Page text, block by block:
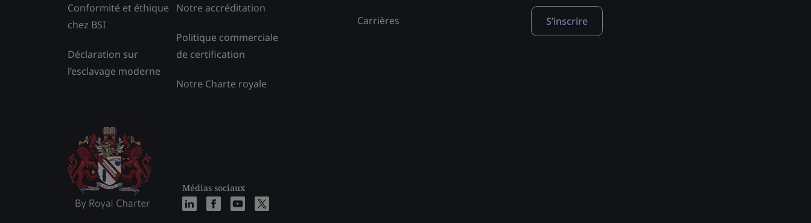
Conformité et éthique
chez BSI
Déclaration sur
l’esclavage moderne
Notre accréditation
Politique commerciale
de certification
Notre Charte royale
Médias sociaux
Carrières S’inscrire